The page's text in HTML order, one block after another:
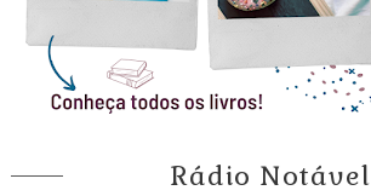
Rádio Notável